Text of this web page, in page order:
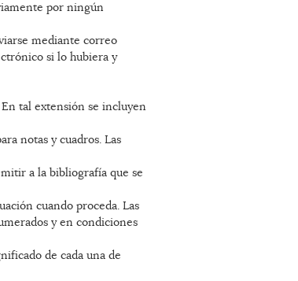
por ningún
mediante correo
si lo hubiera y
tal extensión se incluyen
notas y cuadros. Las
a la bibliografía que se
cuando proceda. Las
y en condiciones
de cada una de